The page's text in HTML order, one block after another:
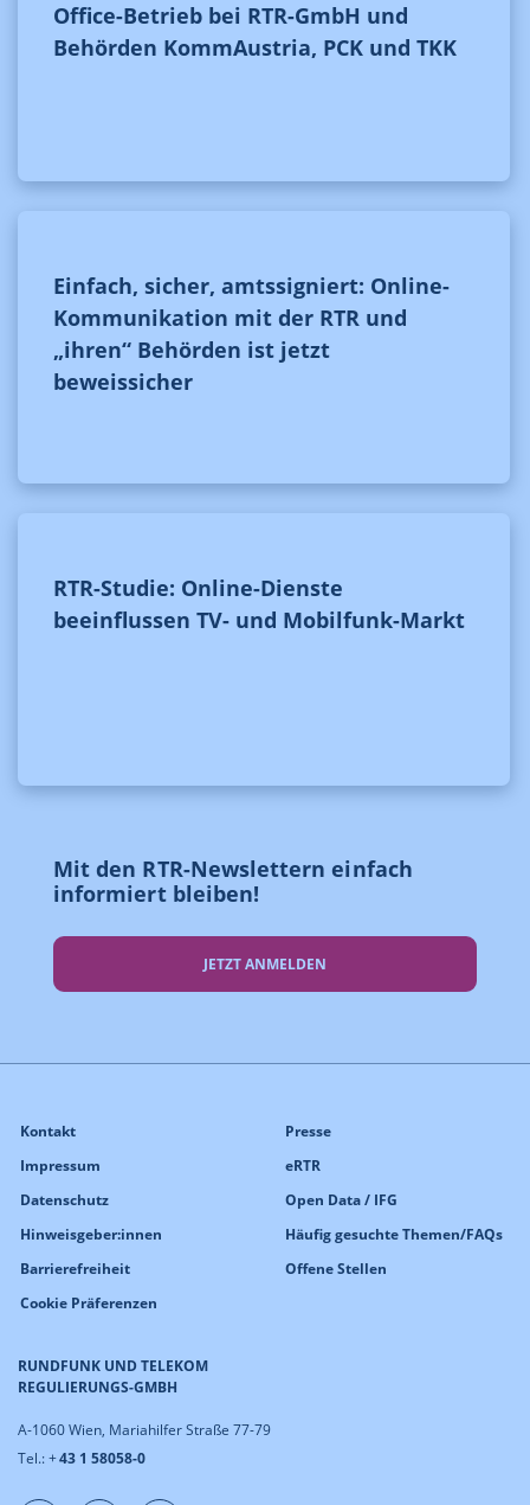
Office-Betrieb bei RTR-GmbH und
Behörden KommAustria, PCK und TKK
Einfach, sicher, amtssigniert: Online-
Kommunikation mit der RTR und
„ihren“ Behörden ist jetzt
beweissicher
RTR-Studie: Online-Dienste
beeinflussen TV- und Mobilfunk-Markt
Mit den RTR-Newslettern einfach
informiert bleiben!
JETZT ANMELDEN
RUNDFUNK UND TELEKOM
REGULIERUNGS-GMBH
A-1060 Wien, Mariahilfer Straße 77-79
Tel.: +43 1 58058-0
Kontakt
Impressum
Datenschutz
Hinweisgeber:innen
Barrierefreiheit
Cookie Präferenzen
Presse
eRTR
Open Data / IFG
Häufig gesuchte Themen/FAQs
Offene Stellen